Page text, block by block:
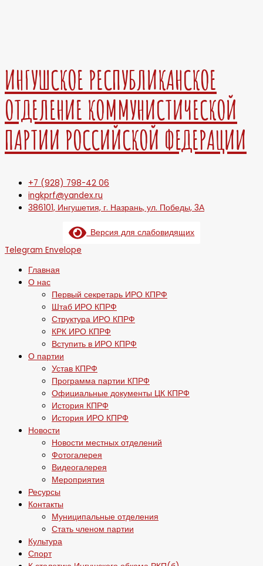
ИНГУШСКОЕ РЕСПУБЛИКАНСКОЕ
ОТДЕЛЕНИЕ КОММУНИСТИЧЕСКОЙ
ПАРТИИ РОССИЙСКОЙ ФЕДЕРАЦИИ
+7 (928) 798-42 06
ingkprf@yandex.ru
386101, Ингушетия, г. Назрань, ул. Победы, 3А
Версия для слабовидящих
Telegram Envelope
Главная
О нас
Первый секретарь ИРО КПРФ
Штаб ИРО КПРФ
Структура ИРО КПРФ
КРК ИРО КПРФ
Вступить в ИРО КПРФ
О партии
Устав КПРФ
Программа партии КПРФ
Официальные документы ЦК КПРФ
История КПРФ
История ИРО КПРФ
Новости
Новости местных отделений
Фотогалерея
Видеогалерея
Мероприятия
Ресурсы
Контакты
Муниципальные отделения
Стать членом партии
Культура
Спорт